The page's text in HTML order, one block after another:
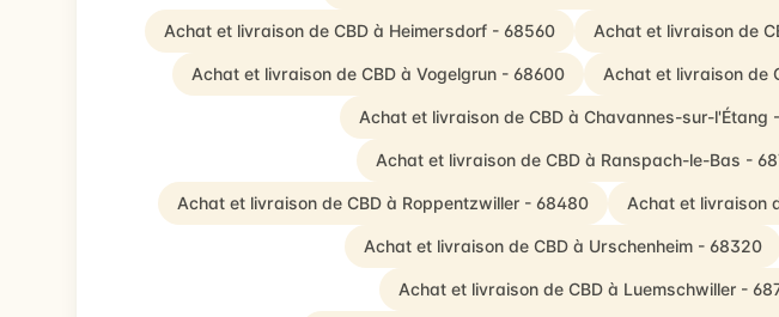
Achat et livraison de CBD à Heimersdorf - 68560 Achat et livraison de
Achat et livraison de CBD à Vogelgrun - 68600 Achat et livraison de
Achat et livraison de CBD à Chavannes-sur-l'Étang
Achat et livraison de CBD à Ranspach-le-Bas -
Achat et livraison de CBD à Roppentzwiller - 68480 Achat et livraison
Achat et livraison de CBD à Urschenheim - 68320
Achat et livraison de CBD à Luemschwiller -